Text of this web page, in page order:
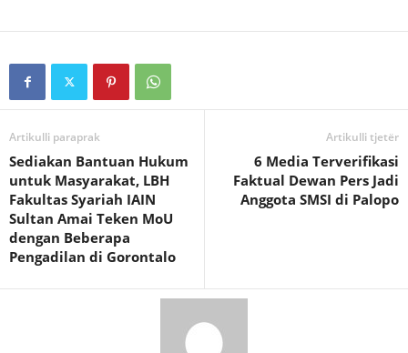
Artikulli paraprak
Sediakan Bantuan Hukum
untuk Masyarakat, LBH
Fakultas Syariah IAIN
Sultan Amai Teken MoU
dengan Beberapa
Pengadilan di Gorontalo
Artikulli tjetër
6 Media Terverifikasi
Faktual Dewan Pers Jadi
Anggota SMSI di Palopo